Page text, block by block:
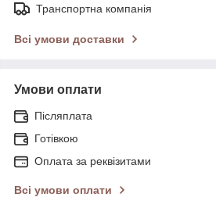
Транспортна компанія
Всі умови доставки
Умови оплати
Післяплата
Готівкою
Оплата за реквізитами
Всі умови оплати